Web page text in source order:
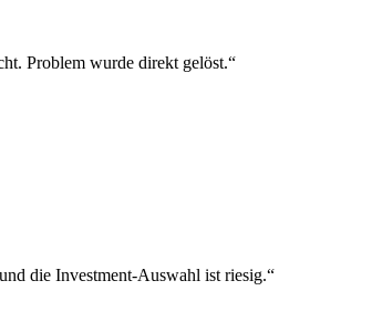
Problem wurde direkt gelöst.“
die Investment-Auswahl ist riesig.“